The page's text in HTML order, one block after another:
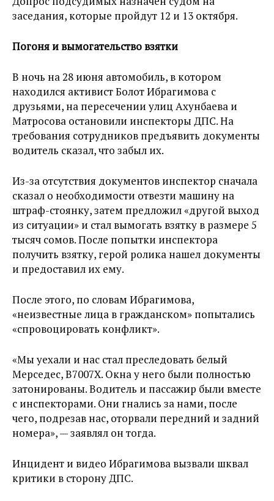
заседания, которые пройдут 12 и 13 октября.
Погоня и вымогательство взятки
В ночь на 28 июня автомобиль, в котором
находился активист Болот Ибрагимова с
друзьями, на пересечении улиц Ахунбаева и
Матросова остановили инспекторы ДПС. На
требования сотрудников предъявить документы
водитель сказал, что забыл их.
Из-за отсутствия документов инспектор сначала
сказал о необходимости отвезти машину на
штраф-стоянку, затем предложил «другой выход
из ситуации» и стал вымогать взятку в размере 5
тысяч сомов. После попытки инспектора
получить взятку, герой ролика нашел документы
и предоставил их ему.
После этого, по словам Ибрагимова,
«неизвестные лица в гражданском» попытались
«спровоцировать конфликт».
«Мы уехали и нас стал преследовать белый
Мерседес, В7007Х. Окна у него были полностью
затонированы. Водитель и пассажир были вместе
с инспекторами. Они гнались за нами, после
чего, подрезав нас, оторвали передний и задний
номера», — заявлял он тогда.
Инцидент и видео Ибрагимова вызвали шквал
критики в сторону ДПС.